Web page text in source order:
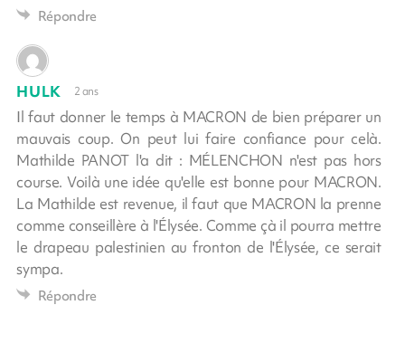
Répondre
HULK 2 ans
Il faut donner le temps à MACRON de bien préparer un
mauvais coup. On peut lui faire confiance pour celà.
Mathilde PANOT l'a dit : MÉLENCHON n'est pas hors
course. Voilà une idée qu'elle est bonne pour MACRON.
La Mathilde est revenue, il faut que MACRON la prenne
comme conseillère à l'Élysée. Comme çà il pourra mettre
le drapeau palestinien au fronton de l'Élysée, ce serait
sympa.
Répondre